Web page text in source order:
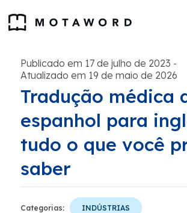
Publicado em 17 de julho de 2023 -
Atualizado em 19 de maio de 2026
Tradução médica
espanhol para
tudo o que você
saber
Categorias: INDÚSTRIAS